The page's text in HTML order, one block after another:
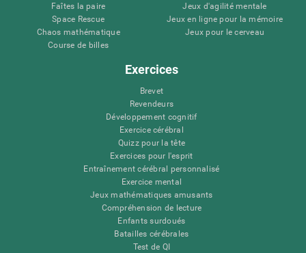
Faîtes la paire
Space Rescue
Chaos mathématique
Course de billes
Jeux d'agilité mentale
Jeux en ligne pour la mémoire
Jeux pour le cerveau
Exercices
Brevet
Revendeurs
Développement cognitif
Exercice cérébral
Quizz pour la tête
Exercices pour l'esprit
Entraînement cérébral personnalisé
Exercice mental
Jeux mathématiques amusants
Compréhension de lecture
Enfants surdoués
Batailles cérébrales
Test de QI